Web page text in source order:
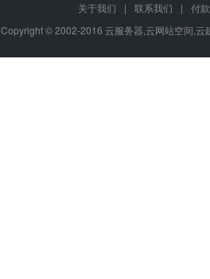
关于我们 | 联系我们 |
付
Copyright © 2002-2016 云服务器,云网站空间,